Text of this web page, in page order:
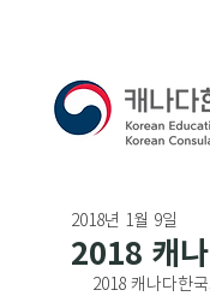
2018 캐
2018년 1월 9일
2018 캐나다한